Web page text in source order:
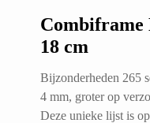
18 cm
Bijzonderheden 265
4 mm, groter op
Deze unieke lijst is